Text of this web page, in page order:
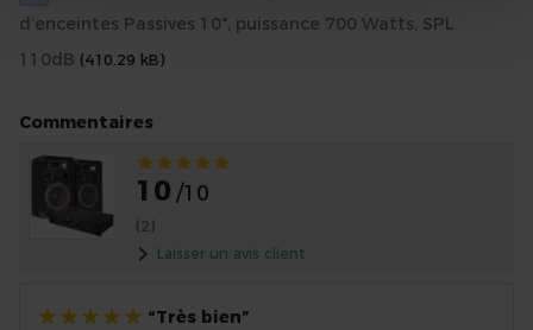
d’enceintes Passives 10", puissance 700 Watts, SPL
110dB (410.29 kB)
Commentaires
Évaluation:
10 /10
(2)
Laisser un avis client
Très bien